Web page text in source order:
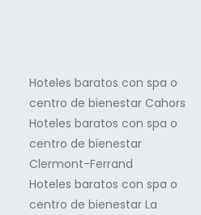
Hoteles baratos con spa o
centro de bienestar Cahors
Hoteles baratos con spa o
centro de bienestar
Clermont-Ferrand
Hoteles baratos con spa o
centro de bienestar La